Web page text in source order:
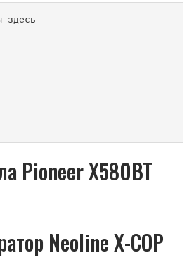
здесь
Pioneer X580BT
Neoline X-COP